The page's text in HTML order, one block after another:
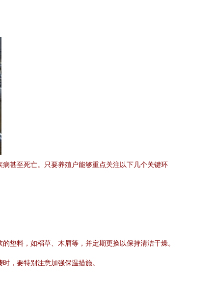
甚至死亡。只要养殖户能够重点关注以下几个关键环
垫料，如稻草、木屑等，并定期更换以保持清洁干燥。
，要特别注意加强保温措施。